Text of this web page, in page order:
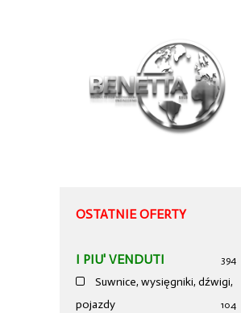
OSTATNIE OFERTY
I PIU' VENDUTI 394
Suwnice, wysięgniki, dźwigi,
pojazdy
104